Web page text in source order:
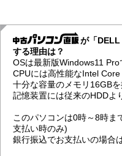
が「
する理由は？
OSは最新版Windows11 Pro
CPUには高性能なIntel Core
十分な容量のメモリ16GBを
記憶装置には従来のHDDよ
このパソコンは0時～8時ま
支払い時のみ)
銀行振込でお支払いの場合